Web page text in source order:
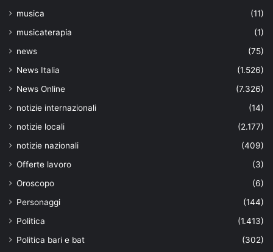
musica
(11)
musicaterapia
(1)
news
(75)
News Italia
(1.526)
News Online
(7.326)
notizie internazionali
(14)
notizie locali
(2.177)
notizie nazionali
(409)
Offerte lavoro
(3)
Oroscopo
(6)
Personaggi
(144)
Politica
(1.413)
Politica bari e bat
(302)